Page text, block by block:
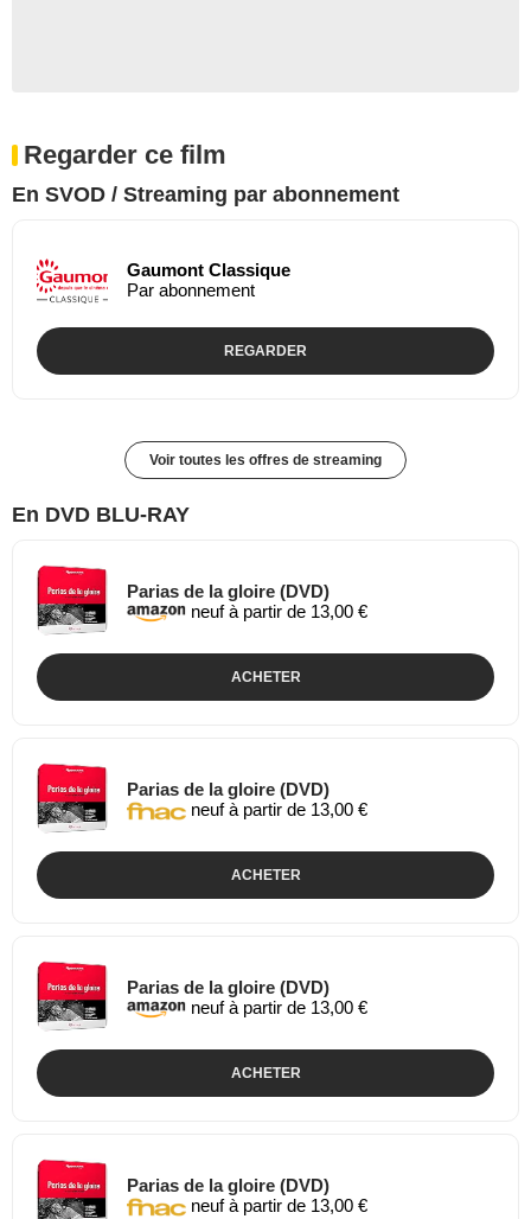
Regarder ce film
En SVOD / Streaming par abonnement
Gaumont Classique
Par abonnement
REGARDER
Voir toutes les offres de streaming
En DVD BLU-RAY
Parias de la gloire (DVD)
neuf à partir de 13,00 €
ACHETER
Parias de la gloire (DVD)
neuf à partir de 13,00 €
ACHETER
Parias de la gloire (DVD)
neuf à partir de 13,00 €
ACHETER
Parias de la gloire (DVD)
neuf à partir de 13,00 €